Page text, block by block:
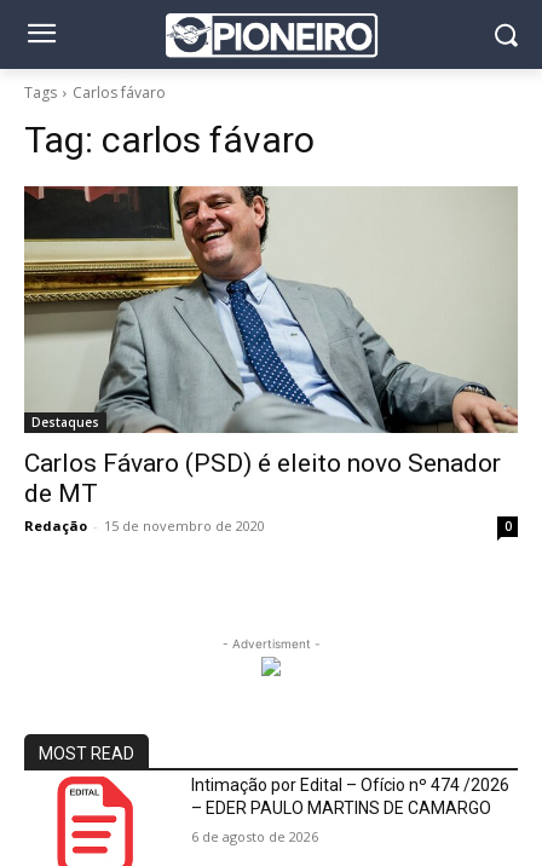
Tags Carlos fávaro
Tag: carlos fávaro
Destaques
Carlos Fávaro (PSD) é eleito novo Senador
de MT
Redação - 15 de novembro de 2020 0
- Advertisment -
MOST READ
Intimação por Edital – Ofício nº 474 /2026
– EDER PAULO MARTINS DE CAMARGO
6 de agosto de 2026